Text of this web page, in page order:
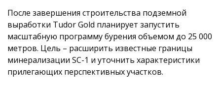
После завершения строительства подземной
выработки Tudor Gold планирует запустить
масштабную программу бурения объемом до 25 000
метров. Цель – расширить известные границы
минерализации SC-1 и уточнить характеристики
прилегающих перспективных участков.